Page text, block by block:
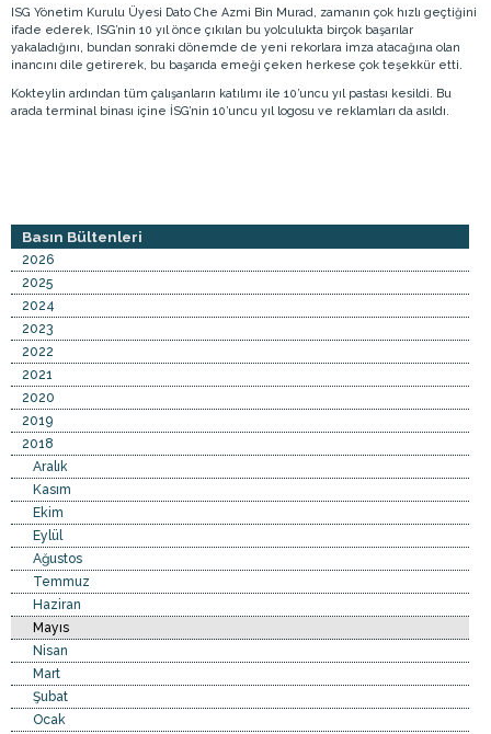
ISG Yönetim Kurulu Üyesi Dato Che Azmi Bin Murad, zamanın çok hızlı geçtiğini
ifade ederek, ISG’nin 10 yıl önce çıkılan bu yolculukta birçok başarılar
yakaladığını, bundan sonraki dönemde de yeni rekorlara imza atacağına olan
inancını dile getirerek, bu başarıda emeği çeken herkese çok teşekkür etti.
Kokteylin ardından tüm çalışanların katılımı ile 10’uncu yıl pastası kesildi. Bu
arada terminal binası içine İSG’nin 10’uncu yıl logosu ve reklamları da asıldı.
Basın Bültenleri
2026
2025
2024
2023
2022
2021
2020
2019
2018
Aralık
Kasım
Ekim
Eylül
Ağustos
Temmuz
Haziran
Mayıs
Nisan
Mart
Şubat
Ocak